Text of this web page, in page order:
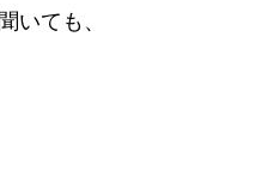
いても、